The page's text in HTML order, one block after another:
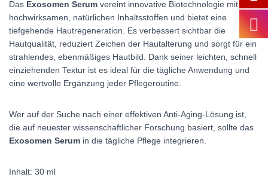
Das Exosomen Serum vereint innovative Biotechnologie mit
hochwirksamen, natürlichen Inhaltsstoffen und bietet eine
tiefgehende Hautregeneration. Es verbessert sichtbar die
Hautqualität, reduziert Zeichen der Hautalterung und sorgt für ein
strahlendes, ebenmäßiges Hautbild. Dank seiner leichten, schnell
einziehenden Textur ist es ideal für die tägliche Anwendung und
eine wertvolle Ergänzung jeder Pflegeroutine.
Wer auf der Suche nach einer effektiven Anti-Aging-Lösung ist,
die auf neuester wissenschaftlicher Forschung basiert, sollte das
Exosomen Serum in die tägliche Pflege integrieren.
Inhalt: 30 ml